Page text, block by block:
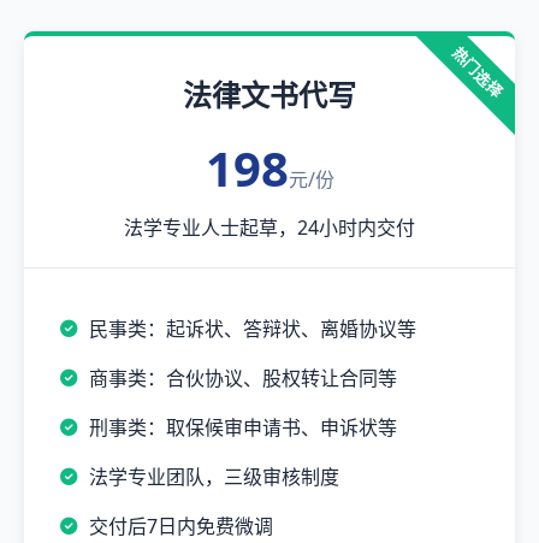
热门选择
法律文书代写
198元/份
法学专业人士起草，24小时内交付
民事类：起诉状、答辩状、离婚协议等
商事类：合伙协议、股权转让合同等
刑事类：取保候审申请书、申诉状等
法学专业团队，三级审核制度
交付后7日内免费微调